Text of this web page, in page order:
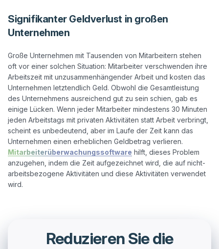
Signifikanter Geldverlust in großen
Unternehmen
Große Unternehmen mit Tausenden von Mitarbeitern stehen
oft vor einer solchen Situation: Mitarbeiter verschwenden ihre
Arbeitszeit mit unzusammenhängender Arbeit und kosten das
Unternehmen letztendlich Geld. Obwohl die Gesamtleistung
des Unternehmens ausreichend gut zu sein schien, gab es
einige Lücken. Wenn jeder Mitarbeiter mindestens 30 Minuten
jeden Arbeitstags mit privaten Aktivitäten statt Arbeit verbringt,
scheint es unbedeutend, aber im Laufe der Zeit kann das
Mitarbeiterüberwachungssoftware hilft, dieses Problem
anzugehen, indem die Zeit aufgezeichnet wird, die auf nicht-
arbeitsbezogene Aktivitäten und diese Aktivitäten verwendet
Reduzieren Sie die